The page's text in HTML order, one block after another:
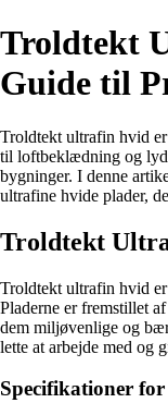
Troldtekt
Guide til
Troldtekt ultrafin hvid
til loftbeklædning og
bygninger. I denne
ultrafine hvide plader,
Troldtekt
Troldtekt ultrafin hvid
Pladerne er fremstillet
dem miljøvenlige og
lette at arbejde med og
Specifikationer